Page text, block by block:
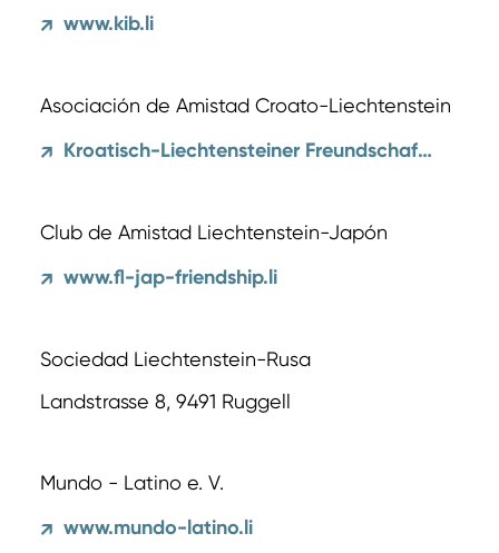
↗ www.kib.li
Asociación de Amistad Croato-Liechtenstein
↗ Kroatisch-Liechtensteiner Freundschaftsverein
Club de Amistad Liechtenstein-Japón
↗ www.fl-jap-friendship.li
Sociedad Liechtenstein-Rusa
Landstrasse 8, 9491 Ruggell
Mundo - Latino e. V.
↗ www.mundo-latino.li